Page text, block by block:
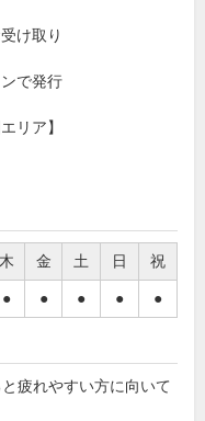
け取り
で発行
リア】
木 金 土 日 祝
● ● ● ● ●
疲れやすい方に向いて